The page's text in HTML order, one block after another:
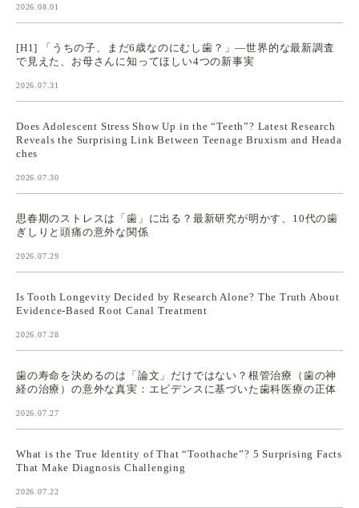
2026.08.01
[H1] 「うちの子、まだ6歳なのにむし歯？」—世界的な最新調査
で見えた、お母さんに知ってほしい4つの新事実
2026.07.31
Does Adolescent Stress Show Up in the “Teeth”? Latest Research
Reveals the Surprising Link Between Teenage Bruxism and Heada
ches
2026.07.30
思春期のストレスは「歯」に出る？最新研究が明かす、10代の歯
ぎしりと頭痛の意外な関係
2026.07.29
Is Tooth Longevity Decided by Research Alone? The Truth About
Evidence-Based Root Canal Treatment
2026.07.28
歯の寿命を決めるのは「論文」だけではない？根管治療（歯の神
経の治療）の意外な真実：エビデンスに基づいた歯科医療の正体
2026.07.27
What is the True Identity of That “Toothache”? 5 Surprising Facts
That Make Diagnosis Challenging
2026.07.22